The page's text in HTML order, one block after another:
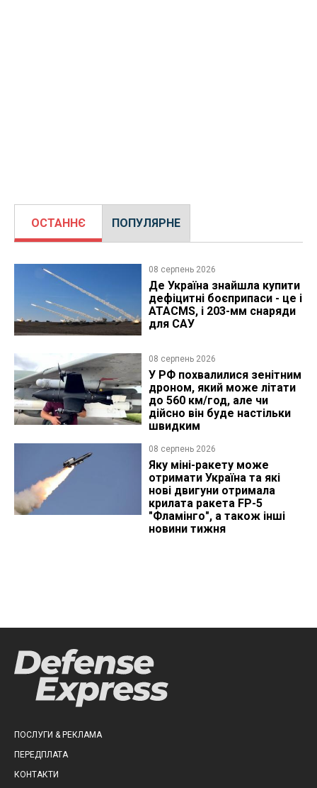
ОСТАННЄ ПОПУЛЯРНЕ
08 серпень 2026
Де Україна знайшла купити
дефіцитні боєприпаси - це і
ATACMS, і 203-мм снаряди
для САУ
08 серпень 2026
У РФ похвалилися зенітним
дроном, який може літати
до 560 км/год, але чи
дійсно він буде настільки
швидким
08 серпень 2026
Яку міні-ракету може
отримати Україна та які
нові двигуни отримала
крилата ракета FP-5
"Фламінго", а також інші
новини тижня
ПОСЛУГИ & РЕКЛАМА
ПЕРЕДПЛАТА
КОНТАКТИ